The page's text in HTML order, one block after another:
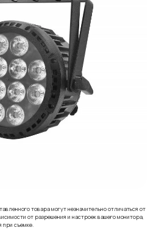
товара могут незначительно отличаться от
от разрешения и настроек вашего монитора,
при съемке.